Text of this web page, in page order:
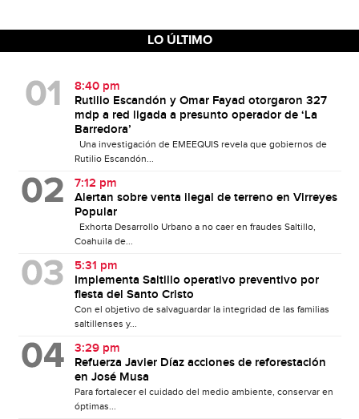
LO ÚLTIMO
8:40 pm
Rutilio Escandón y Omar Fayad otorgaron 327
mdp a red ligada a presunto operador de ‘La
Barredora’
Una investigación de EMEEQUIS revela que gobiernos de
Rutilio Escandón...
7:12 pm
Alertan sobre venta ilegal de terreno en Virreyes
Popular
Exhorta Desarrollo Urbano a no caer en fraudes Saltillo,
Coahuila de...
5:31 pm
Implementa Saltillo operativo preventivo por
fiesta del Santo Cristo
Con el objetivo de salvaguardar la integridad de las familias
saltillenses y...
3:29 pm
Refuerza Javier Díaz acciones de reforestación
en José Musa
Para fortalecer el cuidado del medio ambiente, conservar en
óptimas...